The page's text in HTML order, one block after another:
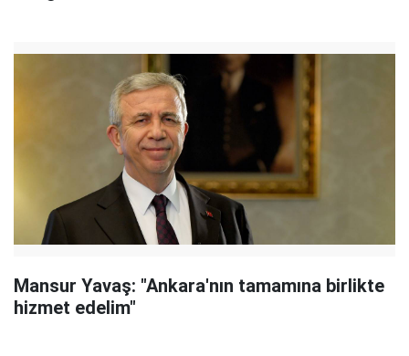
Mansur Yavaş: "Ankara'nın tamamına birlikte
hizmet edelim"